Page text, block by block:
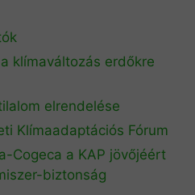
klímaváltozás erdőkre
elrendelése
Klímaadaptációs Fórum
Cogeca a KAP jövőjéért
biztonság